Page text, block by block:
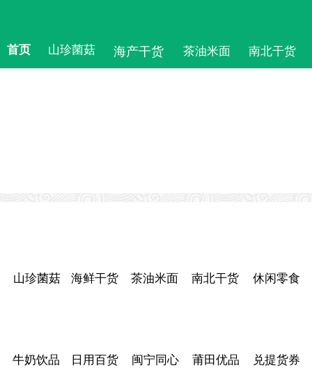
首页 山珍菌菇 海产干货 茶油米面 南北干货
山珍菌菇 海鲜干货 茶油米面 南北干货 休闲零食
日用百货 闽宁同心 莆田优品 兑提货券
牛奶饮品